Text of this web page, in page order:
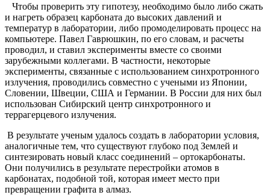
Чтобы проверить эту гипотезу, необходимо было либо сжать
и нагреть образец карбоната до высоких давлений и
температур в лаборатории, либо промоделировать процесс на
компьютере. Павел Гаврюшкин, по его словам, и расчеты
проводил, и ставил эксперименты вместе со своими
зарубежными коллегами. В частности, некоторые
эксперименты, связанные с использованием синхротронного
излучения, проводились совместно с учеными из Японии,
Словении, Швеции, США и Германии. В России для них был
использован Сибирский центр синхротронного и
террагерцевого излучения.
В результате ученым удалось создать в лаборатории условия,
аналогичные тем, что существуют глубоко под Землей и
синтезировать новый класс соединений – ортокарбонаты.
Они получились в результате перестройки атомов в
карбонатах, подобной той, которая имеет место при
превращении графита в алмаз.